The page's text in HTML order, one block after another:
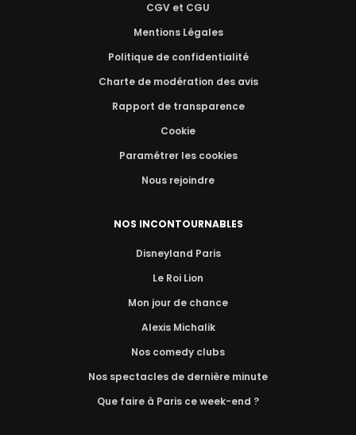
CGV et CGU
Mentions Légales
Politique de confidentialité
Charte de modération des avis
Rapport de transparence
Cookie
Paramétrer les cookies
Nous rejoindre
NOS INCONTOURNABLES
Disneyland Paris
Le Roi Lion
Mon jour de chance
Alexis Michalik
Nos comedy clubs
Nos spectacles de dernière minute
Que faire à Paris ce week-end ?